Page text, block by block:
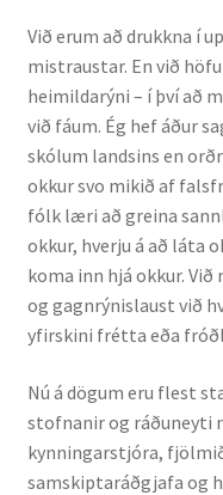
Samstarfsverkefni
Styrkir og verðlaun
Utan Háskólans
Verkefnisstjórn
Þjónusta
Rannsóknir
Máltækni
Orðalyklar og orðafar
Við erum að drukkna í
mistraustar. En við
heimildarýni – í því að
við fáum. Ég hef áður
skólum landsins en
okkur svo mikið af
fólk læri að greina
okkur, hverju á að láta
koma inn hjá okkur.
og gagnrýnislaust við
yfirskini frétta eða
Nú á dögum eru flest
stofnanir og ráðuneyti
kynningarstjóra,
samskiptaráðgjafa og